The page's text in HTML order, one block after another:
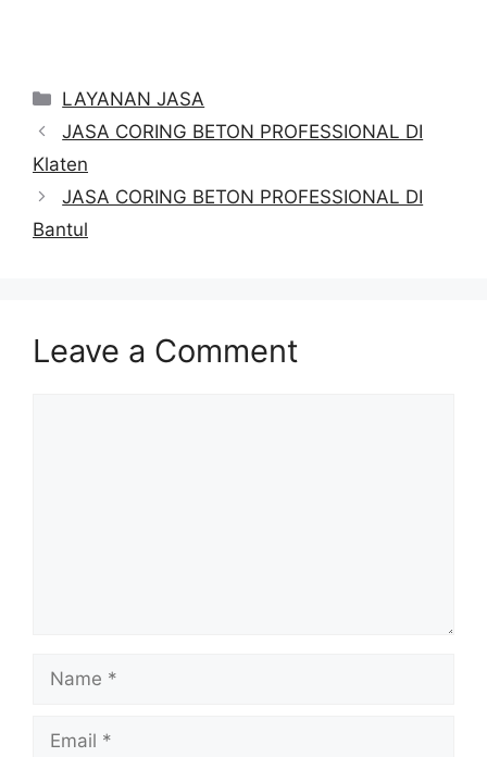
Categories
LAYANAN JASA
JASA CORING BETON PROFESSIONAL DI
Klaten
JASA CORING BETON PROFESSIONAL DI
Bantul
Leave a Comment